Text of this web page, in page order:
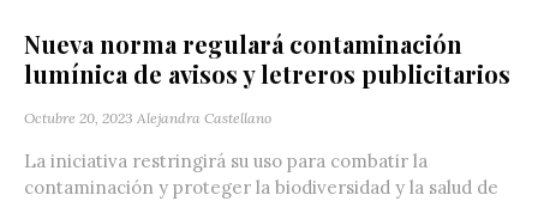
Nueva norma regulará contaminación
lumínica de avisos y letreros publicitarios
Octubre 20, 2023 Alejandra Castellano
La iniciativa restringirá su uso para combatir la
contaminación y proteger la biodiversidad y la salud de